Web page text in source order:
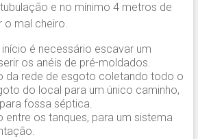
e no mínimo 4 metros de
o mal cheiro.
é necessário escavar um
os anéis de pré-moldados.
da rede de esgoto coletando todo o
do local para um único caminho,
fossa séptica.
entre os tanques, para um sistema